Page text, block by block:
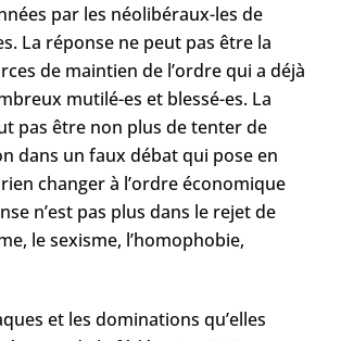
par les néolibéraux-les de
La réponse ne peut pas être la
de maintien de l’ordre qui a déjà
mutilé-es et blessé-es. La
pas être non plus de tenter de
dans un faux débat qui pose en
changer à l’ordre économique
n’est pas plus dans le rejet de
le sexisme, l’homophobie,
et les dominations qu’elles